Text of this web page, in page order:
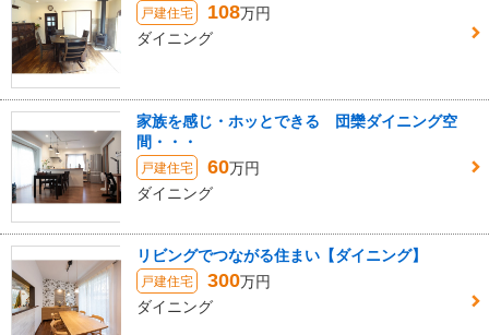
戸建住宅 108万円
ダイニング
家族を感じ・ホッとできる 団欒ダイニング空
間・・・
戸建住宅 60万円
ダイニング
リビングでつながる住まい【ダイニング】
戸建住宅 300万円
ダイニング